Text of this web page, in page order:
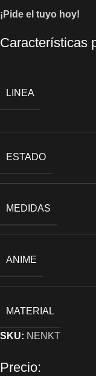
¡Pide el tuyo hoy!
Características
LINEA
ESTADO
MEDIDAS
ANIME
MATERIAL
SKU: NENKT
Precio: